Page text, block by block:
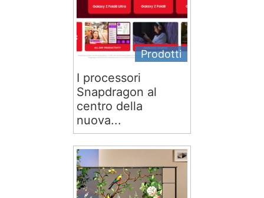
Prodotti
I processori
Snapdragon al
centro della
nuova...